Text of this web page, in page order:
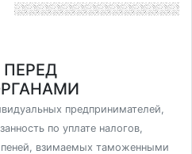
предпринимателей,
по уплате налогов,
взимаемых таможенными